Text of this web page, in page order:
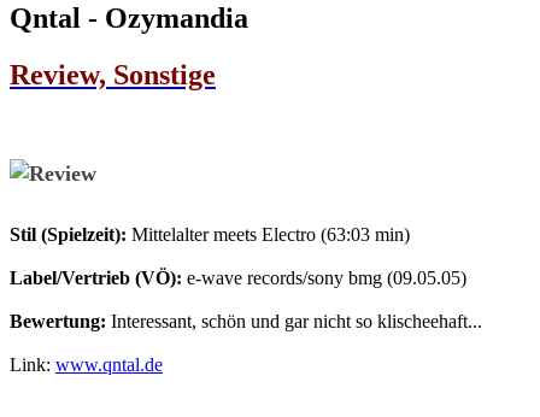
Qntal - Ozymandia
Review, Sonstige
Stil (Spielzeit): Mittelalter meets Electro (63:03 min)
Label/Vertrieb (VÖ): e-wave records/sony bmg (09.05.05)
Bewertung: Interessant, schön und gar nicht so klischeehaft...
Link: www.qntal.de